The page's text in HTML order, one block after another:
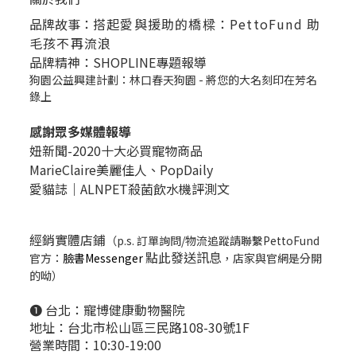
品牌故事： 搭起愛與援助的橋樑：PettoFund 助
毛孩不再流浪
品牌精神：SHOPLINE專題報導
狗園公益興建計劃：林口春天狗園 - 將您的大名刻印在芳名
錄上
感謝眾多媒體報導
妞新聞-2020十大必買寵物商品
MarieClaire美麗佳人、 PopDaily
愛貓誌｜ALNPET殺菌飲水機評測文
經銷實體店鋪 （p.s. 訂單詢問/物流追蹤請聯繫PettoFund
官方： 臉書Messenger點此發送訊息 ，店家與官網是分開
的呦）
❶ 台北： 寵博健康動物醫院
地址：台北市松山區三民路108-30號1F
營業時間：10:30-19:00